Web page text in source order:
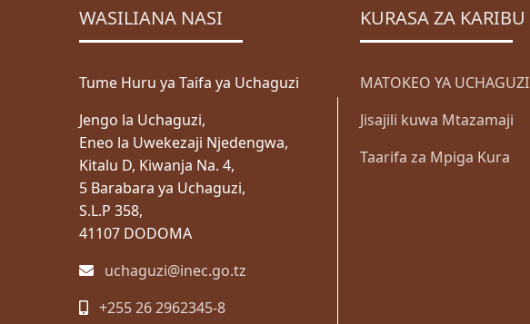
WASILIANA NASI
Tume Huru ya Taifa ya Uchaguzi
Jengo la Uchaguzi,
Eneo la Uwekezaji Njedengwa,
Kitalu D, Kiwanja Na. 4,
5 Barabara ya Uchaguzi,
S.L.P 358,
41107 DODOMA
uchaguzi@inec.go.tz
+255 26 2962345-8
KURASA ZA KARIBU
MATOKEO YA UCHAGUZI
Jisajili kuwa Mtazamaji
Taarifa za Mpiga Kura